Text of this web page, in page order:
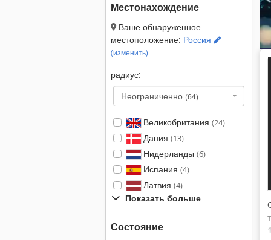
Местонахождение
Ваше обнаруженное
местоположение: Россия
(изменить)
радиус:
Неограниченно (64)
Великобритания (24)
Дания (13)
Нидерланды (6)
Испания (4)
Латвия (4)
Показать больше
Состояние